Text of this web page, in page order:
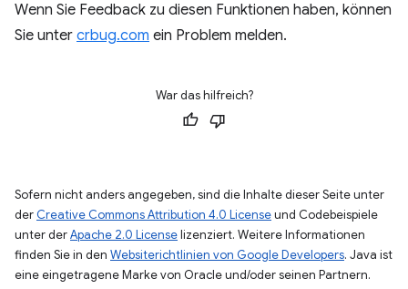
Wenn Sie Feedback zu diesen Funktionen haben, können
Sie unter crbug.com ein Problem melden.
War das hilfreich?
Sofern nicht anders angegeben, sind die Inhalte dieser Seite unter
der Creative Commons Attribution 4.0 Licenseund Codebeispiele
unter derApache 2.0 Licenselizenziert. Weitere Informationen
finden Sie in den Websiterichtlinien von Google Developers. Java ist
eine eingetragene Marke von Oracle und/oder seinen Partnern.